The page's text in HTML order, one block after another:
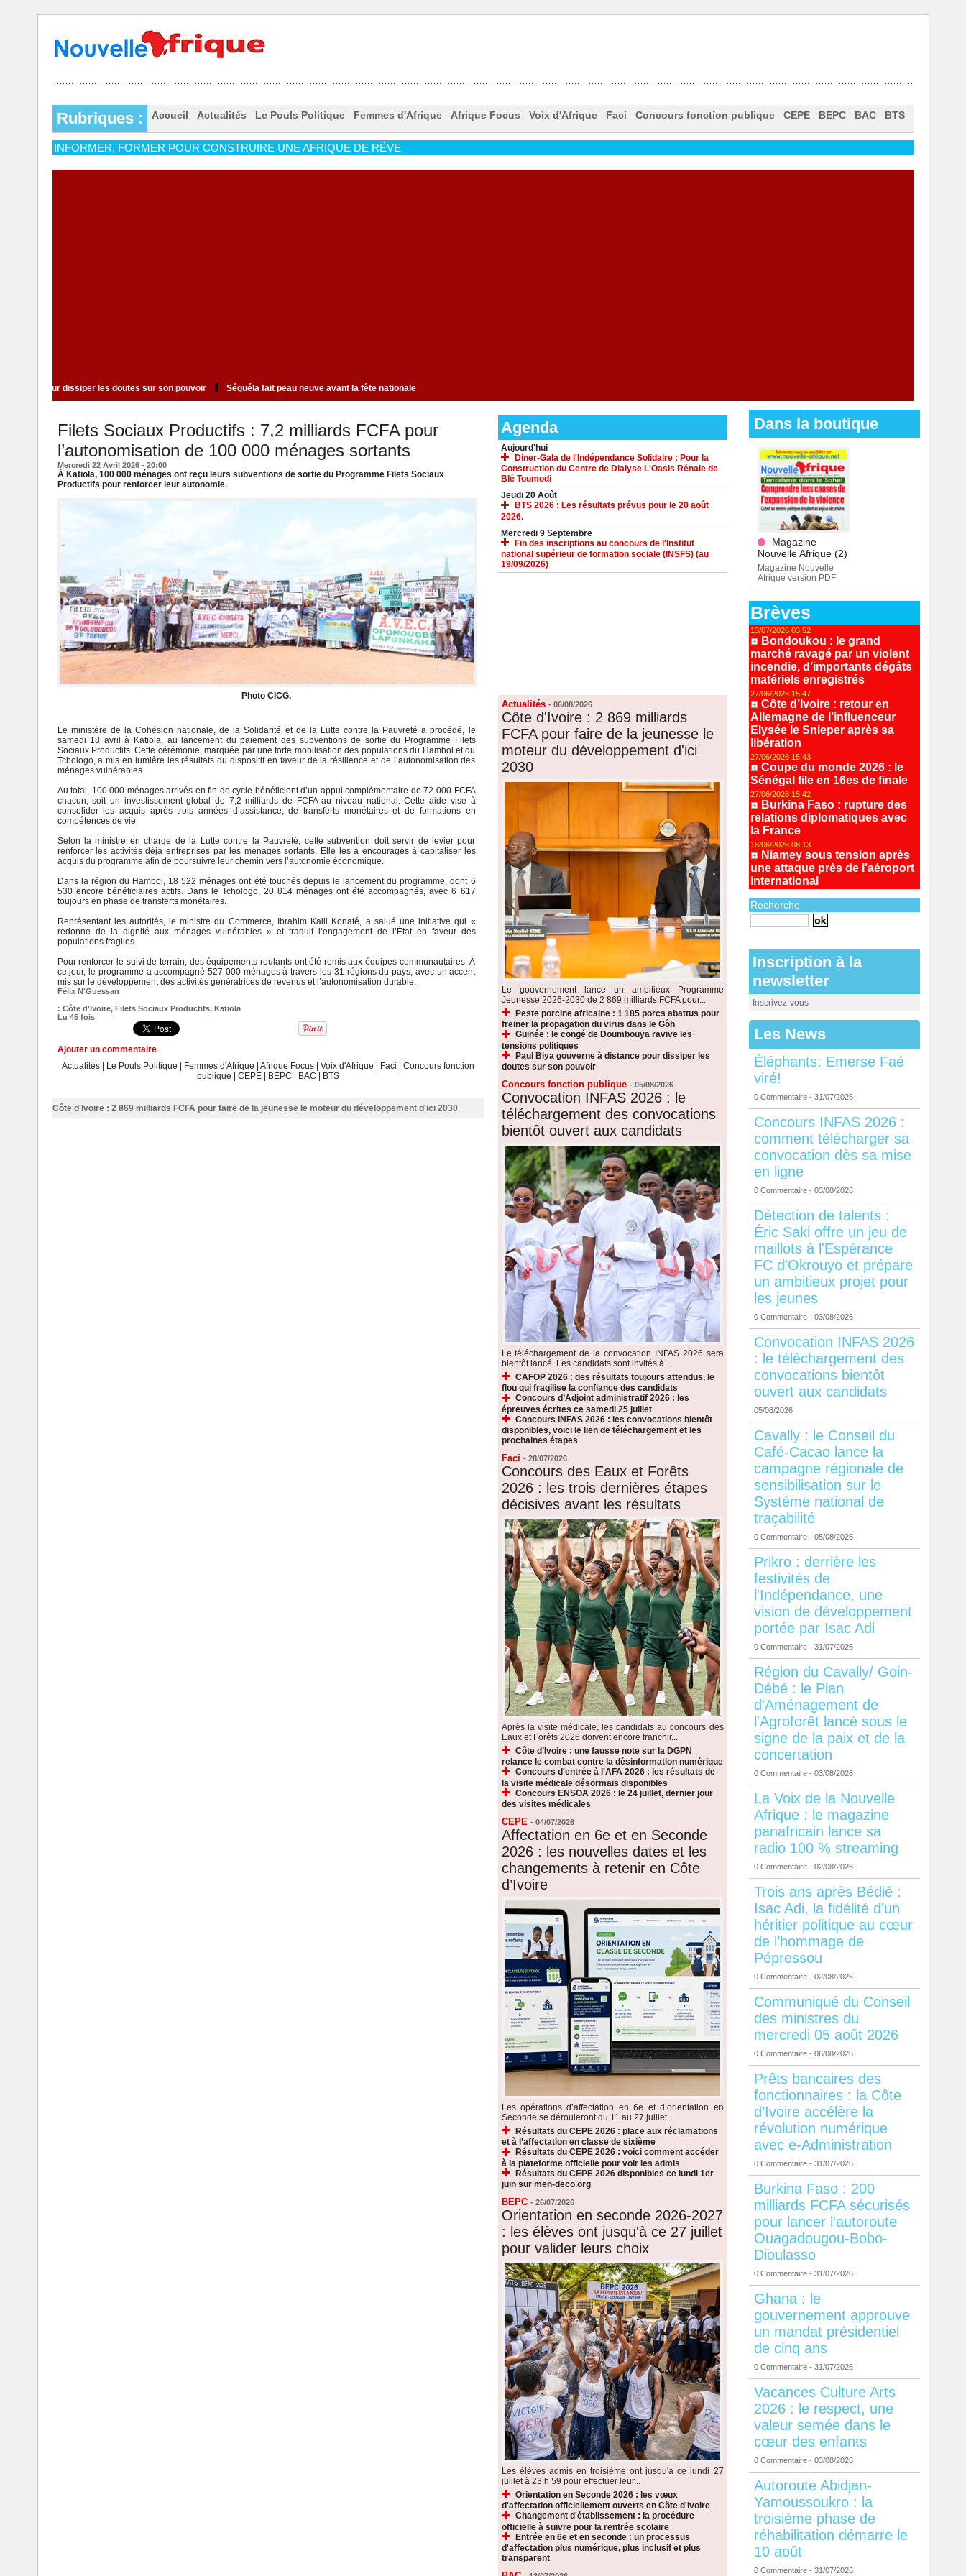
Rubriques : Accueil Actualités Le Pouls Politique Femmes d'Afrique Afrique Focus Voix d'Afrique Faci Concours fonction publique CEPE BEPC BAC BTS
INFORMER, FORMER POUR CONSTRUIRE UNE AFRIQUE DE RÊVE
Biya gouverne à distance pour dissiper les doutes sur son pouvoir Séguéla fait peau neuve avant la fête nationale
Filets Sociaux Productifs : 7,2 milliards FCFA pour
l’autonomisation de 100 000 ménages sortants
Mercredi 22 Avril 2026 - 20:00
À Katiola, 100 000 ménages ont reçu leurs subventions de sortie du Programme Filets Sociaux
Productifs pour renforcer leur autonomie.
Photo CICG.
Le ministère de la Cohésion nationale, de la Solidarité et de la Lutte contre la Pauvreté a procédé, le
samedi 18 avril à Katiola, au lancement du paiement des subventions de sortie du Programme Filets
Sociaux Productifs. Cette cérémonie, marquée par une forte mobilisation des populations du Hambol et du
Tchologo, a mis en lumière les résultats du dispositif en faveur de la résilience et de l’autonomisation des
ménages vulnérables.
Au total, 100 000 ménages arrivés en fin de cycle bénéficient d’un appui complémentaire de 72 000 FCFA
chacun, soit un investissement global de 7,2 milliards de FCFA au niveau national. Cette aide vise à
consolider les acquis après trois années d’assistance, de transferts monétaires et de formations en
compétences de vie.
Selon la ministre en charge de la Lutte contre la Pauvreté, cette subvention doit servir de levier pour
renforcer les activités déjà entreprises par les ménages sortants. Elle les a encouragés à capitaliser les
acquis du programme afin de poursuivre leur chemin vers l’autonomie économique.
Dans la région du Hambol, 18 522 ménages ont été touchés depuis le lancement du programme, dont 6
530 encore bénéficiaires actifs. Dans le Tchologo, 20 814 ménages ont été accompagnés, avec 6 617
toujours en phase de transferts monétaires.
Représentant les autorités, le ministre du Commerce, Ibrahim Kalil Konaté, a salué une initiative qui «
redonne de la dignité aux ménages vulnérables » et traduit l’engagement de l’État en faveur des
populations fragiles.
Pour renforcer le suivi de terrain, des équipements roulants ont été remis aux équipes communautaires. À
ce jour, le programme a accompagné 527 000 ménages à travers les 31 régions du pays, avec un accent
mis sur le développement des activités génératrices de revenus et l’autonomisation durable.
Félix N'Guessan
: Côte d'Ivoire, Filets Sociaux Productifs, Katiola
Lu 45 fois
Ajouter un commentaire
Actualités
Le Pouls Politique Femmes d'Afrique Afrique Focus Voix d'Afrique Faci
Concours fonction
publique
CEPE BEPC BAC BTS
Côte d'Ivoire : 2 869 milliards FCFA pour faire de la jeunesse le moteur du développement d'ici 2030
Agenda
Aujourd'hui
Diner-Gala de l'Indépendance Solidaire : Pour la
Construction du Centre de Dialyse L'Oasis Rénale de
Blé Toumodi
Jeudi 20 Août
BTS 2026 : Les résultats prévus pour le 20 août
2026.
Mercredi 9 Septembre
Fin des inscriptions au concours de l'Institut
national supérieur de formation sociale (INSFS) (au
19/09/2026)
Actualités - 06/08/2026
Côte d'Ivoire : 2 869 milliards
FCFA pour faire de la jeunesse le
moteur du développement d'ici
2030
Le gouvernement lance un ambitieux Programme
Jeunesse 2026-2030 de 2 869 milliards FCFA pour...
Peste porcine africaine : 1 185 porcs abattus pour
freiner la propagation du virus dans le Gôh
Guinée : le congé de Doumbouya ravive les
tensions politiques
Paul Biya gouverne à distance pour dissiper les
doutes sur son pouvoir
Concours fonction publique - 05/08/2026
Convocation INFAS 2026 : le
téléchargement des convocations
bientôt ouvert aux candidats
Le téléchargement de la convocation INFAS 2026 sera
bientôt lancé. Les candidats sont invités à...
CAFOP 2026 : des résultats toujours attendus, le
flou qui fragilise la confiance des candidats
Concours d’Adjoint administratif 2026 : les
épreuves écrites ce samedi 25 juillet
Concours INFAS 2026 : les convocations bientôt
disponibles, voici le lien de téléchargement et les
prochaines étapes
Faci - 28/07/2026
Concours des Eaux et Forêts
2026 : les trois dernières étapes
décisives avant les résultats
Après la visite médicale, les candidats au concours des
Eaux et Forêts 2026 doivent encore franchir...
Côte d’Ivoire : une fausse note sur la DGPN
relance le combat contre la désinformation numérique
Concours d'entrée à l'AFA 2026 : les résultats de
la visite médicale désormais disponibles
Concours ENSOA 2026 : le 24 juillet, dernier jour
des visites médicales
CEPE - 04/07/2026
Affectation en 6e et en Seconde
2026 : les nouvelles dates et les
changements à retenir en Côte
d’Ivoire
Les opérations d’affectation en 6e et d’orientation en
Seconde se dérouleront du 11 au 27 juillet...
Résultats du CEPE 2026 : place aux réclamations
et à l’affectation en classe de sixième
Résultats du CEPE 2026 : voici comment accéder
à la plateforme officielle pour voir les admis
Résultats du CEPE 2026 disponibles ce lundi 1er
juin sur men-deco.org
BEPC - 26/07/2026
Orientation en seconde 2026-2027
: les élèves ont jusqu'à ce 27 juillet
pour valider leurs choix
Les élèves admis en troisième ont jusqu'à ce lundi 27
juillet à 23 h 59 pour effectuer leur...
Orientation en Seconde 2026 : les vœux
d'affectation officiellement ouverts en Côte d'Ivoire
Changement d'établissement : la procédure
officielle à suivre pour la rentrée scolaire
Entrée en 6e et en seconde : un processus
d'affectation plus numérique, plus inclusif et plus
transparent
Dans la boutique
Magazine
Nouvelle Afrique (2)
Magazine Nouvelle
Afrique version PDF
Brèves
13/07/2026 03:52
Bondoukou : le grand
marché ravagé par un violent
incendie, d’importants dégâts
matériels enregistrés
27/06/2026 15:47
Côte d’Ivoire : retour en
Allemagne de l’influenceur
Elysée le Snieper après sa
libération
27/06/2026 15:43
Coupe du monde 2026 : le
Sénégal file en 16es de finale
27/06/2026 15:42
Burkina Faso : rupture des
relations diplomatiques avec
la France
18/06/2026 08:13
Niamey sous tension après
une attaque près de l’aéroport
international
Recherche
Inscription à la
newsletter
Inscrivez-vous
Les News
Éléphants: Emerse Faé
viré!
0 Commentaire - 31/07/2026
Concours INFAS 2026 :
comment télécharger sa
convocation dès sa mise
en ligne
0 Commentaire - 03/08/2026
Détection de talents :
Éric Saki offre un jeu de
maillots à l'Espérance
FC d'Okrouyo et prépare
un ambitieux projet pour
les jeunes
0 Commentaire - 03/08/2026
Convocation INFAS 2026
: le téléchargement des
convocations bientôt
ouvert aux candidats
05/08/2026
Cavally : le Conseil du
Café-Cacao lance la
campagne régionale de
sensibilisation sur le
Système national de
traçabilité
0 Commentaire - 05/08/2026
Prikro : derrière les
festivités de
l'Indépendance, une
vision de développement
portée par Isac Adi
0 Commentaire - 31/07/2026
Région du Cavally/ Goin-
Débé : le Plan
d'Aménagement de
l'Agroforêt lancé sous le
signe de la paix et de la
concertation
0 Commentaire - 03/08/2026
La Voix de la Nouvelle
Afrique : le magazine
panafricain lance sa
radio 100 % streaming
0 Commentaire - 02/08/2026
Trois ans après Bédié :
Isac Adi, la fidélité d’un
héritier politique au cœur
de l’hommage de
Pépressou
0 Commentaire - 02/08/2026
Communiqué du Conseil
des ministres du
mercredi 05 août 2026
0 Commentaire - 06/08/2026
Prêts bancaires des
fonctionnaires : la Côte
d’Ivoire accélère la
révolution numérique
avec e-Administration
0 Commentaire - 31/07/2026
Burkina Faso : 200
milliards FCFA sécurisés
pour lancer l'autoroute
Ouagadougou-Bobo-
Dioulasso
0 Commentaire - 31/07/2026
Ghana : le
gouvernement approuve
un mandat présidentiel
de cinq ans
0 Commentaire - 31/07/2026
Vacances Culture Arts
2026 : le respect, une
valeur semée dans le
cœur des enfants
0 Commentaire - 03/08/2026
Autoroute Abidjan-
Yamoussoukro : la
troisième phase de
réhabilitation démarre le
10 août
0 Commentaire - 31/07/2026